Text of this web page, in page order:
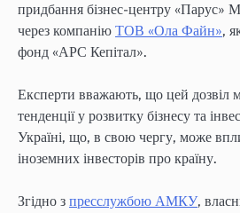
придбання бізнес-центру «Парус»
через компанію ТОВ «Ола Файн»,
фонд «АРС Кепітал».
Експерти вважають, що цей дозвіл
тенденції у розвитку бізнесу та
Україні, що, в свою чергу, може
іноземних інвесторів про країну.
Згідно з пресслужбою АМКУ,